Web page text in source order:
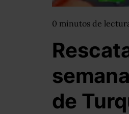
0 minutos de
de